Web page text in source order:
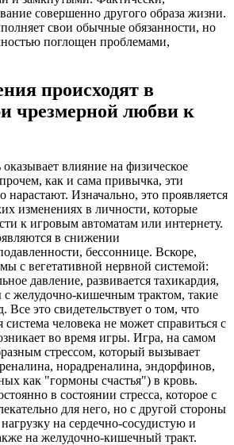
совершенно другого образа жизни.
свои обычные обязанности, но
поглощен проблемами,
происходят в
чрезмерной любви к
влияние на физическое
как и сама привычка, эти
Изначально, это проявляется
изменениях в личности, которые
к игровым автоматам или интернету.
в снижении
бессоннице. Вскоре,
с вегетативной нервной системой:
давление, развивается тахикардия,
желудочно-кишечным трактом, такие
Все это свидетельствует о том, что
система человека не может справиться с
во время игры. Игра, на самом
стрессом, который вызывает
норадреналина, эндорфинов,
как "гормоны счастья") в кровь.
в состоянии стресса, которое с
для него, но с другой стороны
на сердечно-сосудистую и
на желудочно-кишечный тракт.